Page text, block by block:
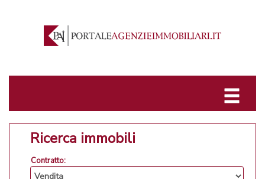
Ricerca immobili
Contratto: